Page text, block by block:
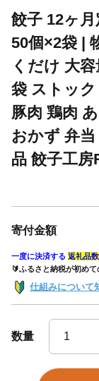
餃子 12ヶ
50個×2袋 |
くだけ 大
袋 ストッ
豚肉 鶏肉
おかず 弁
品 餃子工房
寄付金額
一度に決済する 返礼品
🔰ふるさと納税が初め
仕組みについて
数量